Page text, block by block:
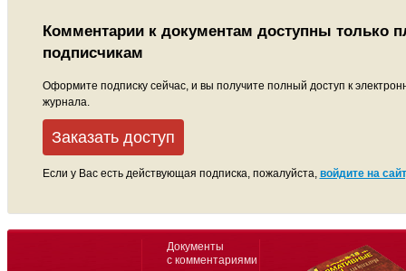
Комментарии к документам доступны только
подписчикам
Оформите подписку сейчас, и вы получите полный доступ к
журнала.
Заказать доступ
Если у Вас есть действующая подписка, пожалуйста, войдите на
Документы
с комментариями